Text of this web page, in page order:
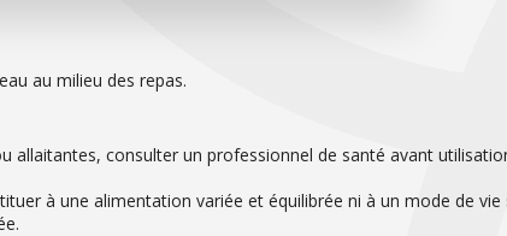
au milieu des repas.
allaitantes, consulter un professionnel de santé avant
à une alimentation variée et équilibrée ni à un mode de vie